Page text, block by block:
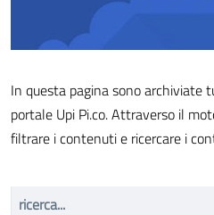
In questa pagina sono archiviate
portale Upi Pi.co. Attraverso il
filtrare i contenuti e ricercare i